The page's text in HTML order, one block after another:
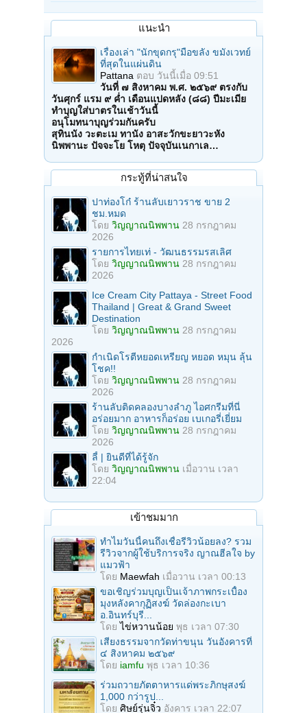
แนะนำ
เรื่องเล่า "นักขุดกรุ"มือขลัง ขมังเวทย์
ที่สุดในแผ่นดิน
Pattana ตอบ วันนี้เมื่อ 09:51
วันที่ ๗ สิงหาคม พ.ศ. ๒๕๖๙ ตรงกับ
วันศุกร์ แรม ๙ ค่ำ เดือนแปดหลัง (๘๘) ปีมะเมีย
ทำบุญใส่บาตรในเช้าวันนี้
อนุโมทนาบุญร่วมกันครับ
สุทินนัง วะตะเม ทานัง อาสะวักขะยาวะหัง
นิพพานะ ปัจจะโย โหตุ ปัจจุบันเนกาเล…
กระทู้ที่น่าสนใจ
ปาท่องโก๋ ร้านลับเยาวราช ขาย 2
ชม.หมด
โดย วิญญาณนิพพาน 28 กรกฎาคม
2026
รายการไทยเท่ - วัฒนธรรมรสเลิศ
โดย วิญญาณนิพพาน 28 กรกฎาคม
2026
Ice Cream City Pattaya - Street Food
Thailand | Great & Grand Sweet
Destination
โดย วิญญาณนิพพาน 28 กรกฎาคม
2026
กำเนิดโรตีหยอดเหรียญ หยอด หมุน ลุ้น
โชค!!
โดย วิญญาณนิพพาน 28 กรกฎาคม
2026
ร้านลับติดคลองบางลำภู ไอศกรีมที่นี่
อร่อยมาก อาหารก็อร่อย เบเกอรี่เยี่ยม
โดย วิญญาณนิพพาน 28 กรกฎาคม
2026
ลี้ | ยินดีที่ได้รู้จัก
โดย วิญญาณนิพพาน เมื่อวาน เวลา
22:04
เข้าชมมาก
ทำไมวันนี้คนถึงเชื่อรีวิวน้อยลง? รวม
รีวิวจากผู้ใช้บริการจริง ญาณฮีลใจ by
แมวฟ้า
โดย Maewfah เมื่อวาน เวลา 00:13
ขอเชิญร่วมบุญเป็นเจ้าภาพกระเบื้อง
มุงหลังคากุฏิสงฆ์ วัดล่องกะเบา
อ.อินทร์บุรี...
โดยไข่หวานน้อย พุธ เวลา 07:30
เสียงธรรมจากวัดท่าขนุน วันอังคารที่
๔ สิงหาคม ๒๕๖๙
โดย iamfu พุธ เวลา 10:36
ร่วมถวายภัตตาหารแด่พระภิกษุสงฆ์
1,000 กว่ารูป...
โดย ศิษย์รุ่นจิ๋ว อังคาร เวลา 22:07